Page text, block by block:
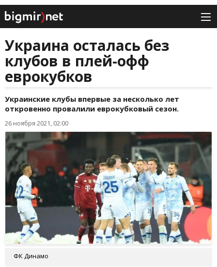
Украина осталась без
клубов в плей-офф
еврокубков
Украинские клубы впервые за несколько лет
откровенно провалили еврокубковый сезон.
26 ноября 2021, 02:00
ФК Динамо